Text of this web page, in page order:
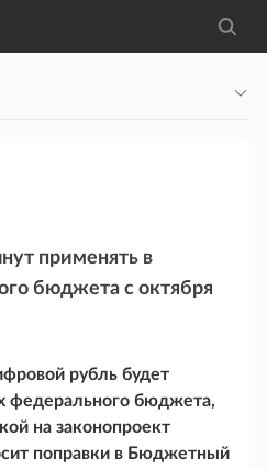
применять в
бюджета с октября
рубль будет
федерального бюджета,
на законопроект
поправки в Бюджетный